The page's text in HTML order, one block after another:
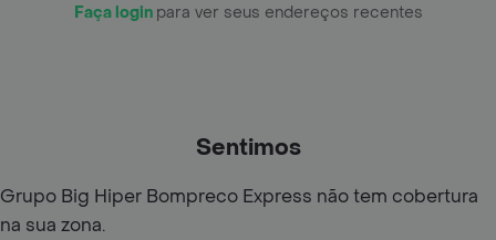
Faça login para ver seus endereços recentes
Sentimos
Grupo Big Hiper Bompreco Express não tem cobertura
na sua zona.